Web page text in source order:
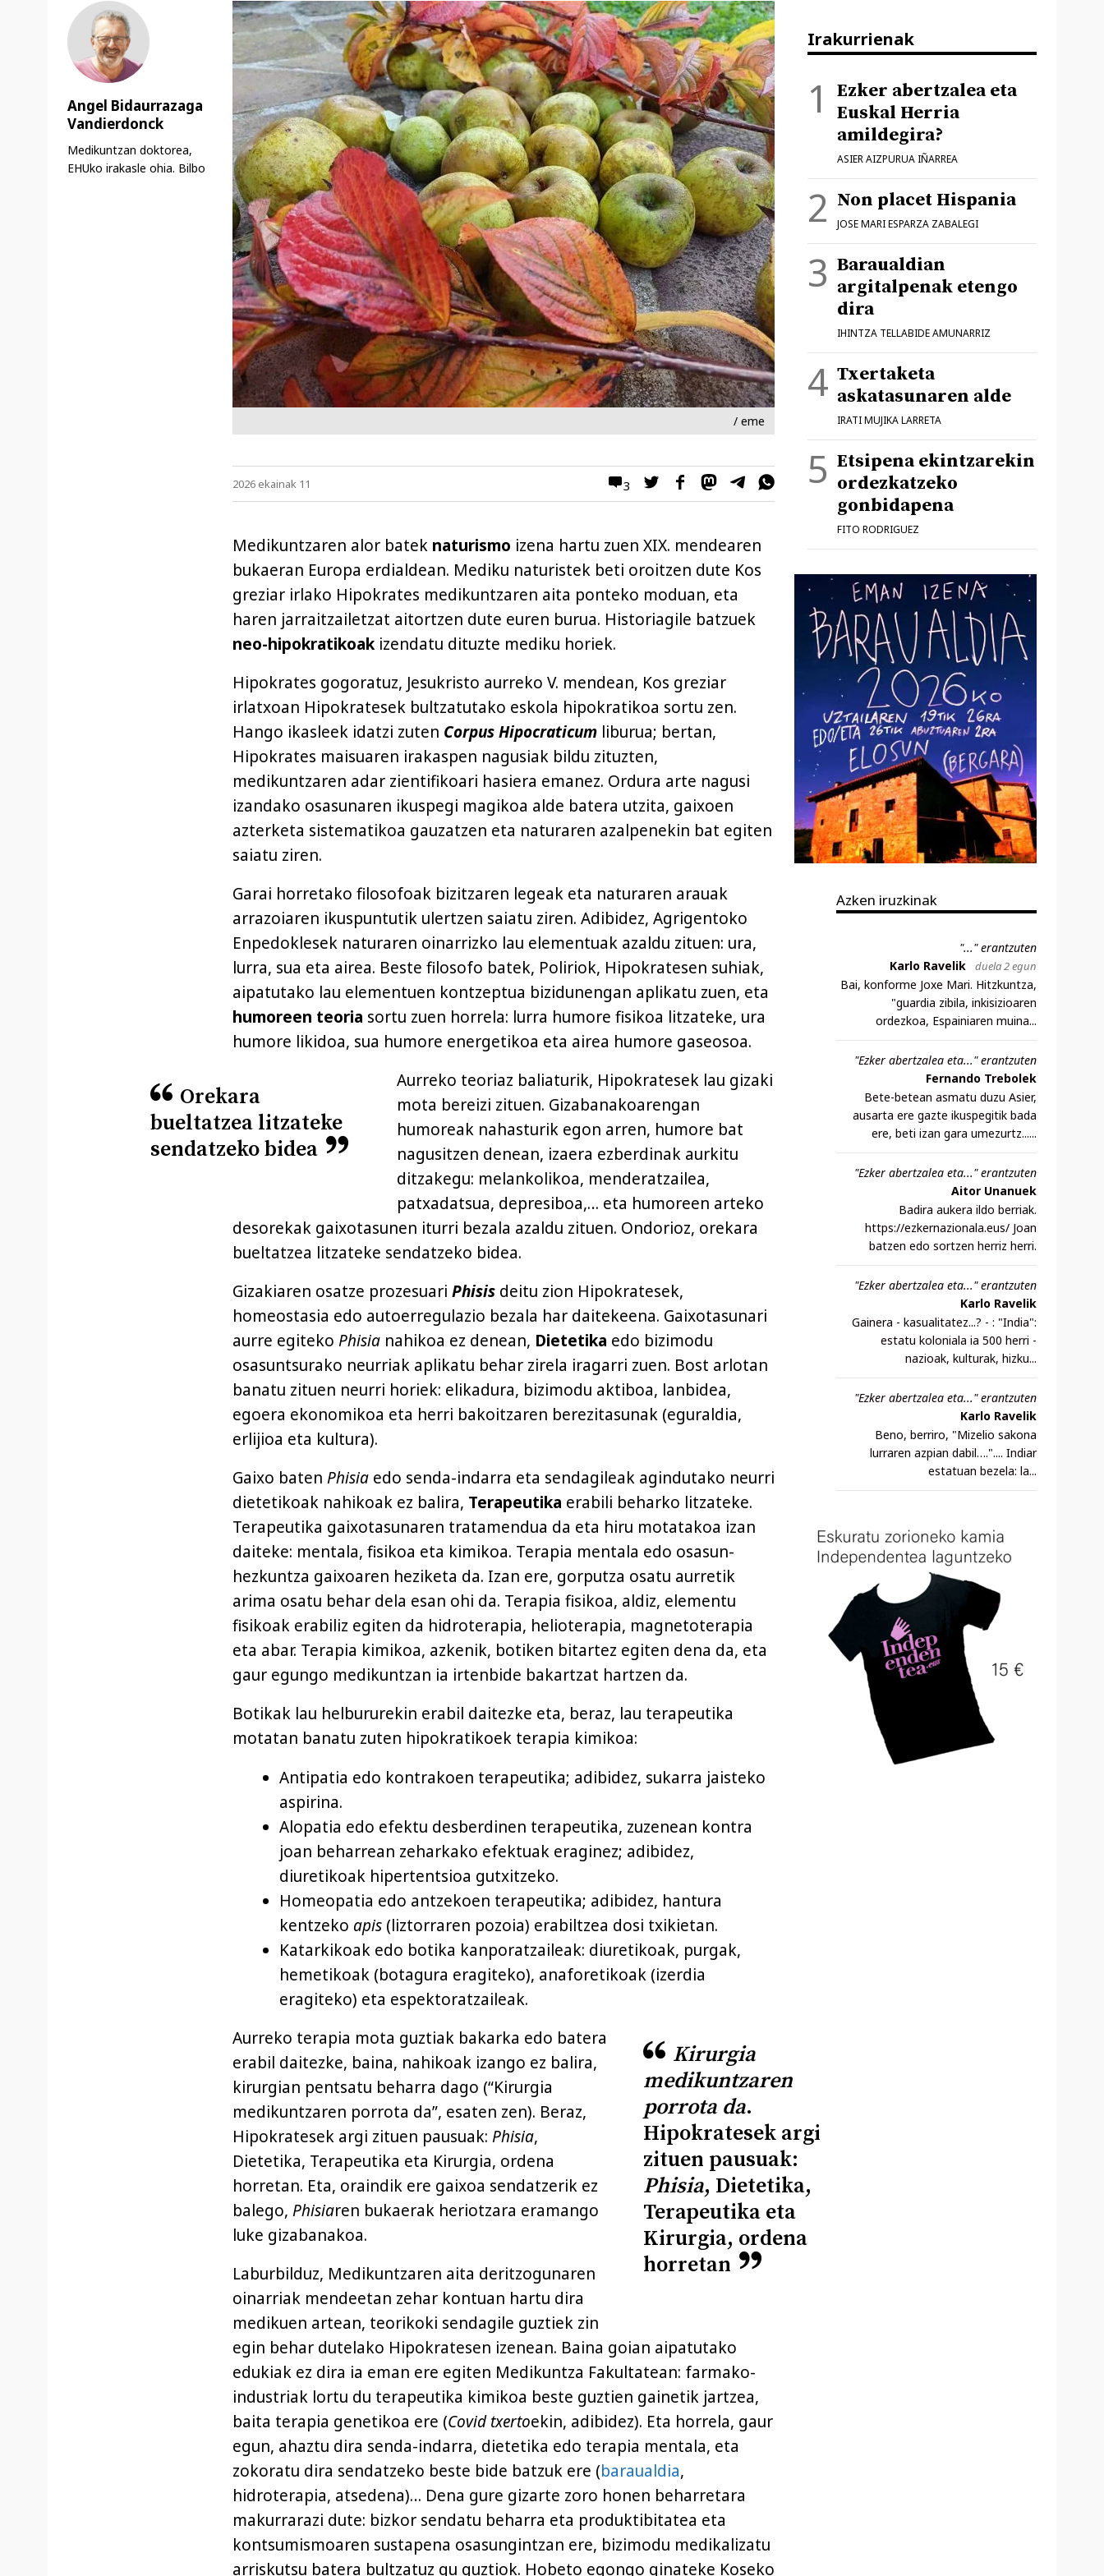
/ eme
3
2026 ekainak 11
Medikuntzaren alor batek naturismo izena hartu zuen XIX. mendearen
bukaeran Europa erdialdean. Mediku naturistek beti oroitzen dute Kos
greziar irlako Hipokrates medikuntzaren aita ponteko moduan, eta
haren jarraitzailetzat aitortzen dute euren burua. Historiagile batzuek
neo-hipokratikoakizendatu dituzte mediku horiek.
Hipokrates gogoratuz, Jesukristo aurreko V. mendean, Kos greziar
irlatxoan Hipokratesek bultzatutako eskola hipokratikoa sortu zen.
Hango ikasleek idatzi zuten Corpus Hipocraticum liburua; bertan,
Hipokrates maisuaren irakaspen nagusiak bildu zituzten,
medikuntzaren adar zientifikoari hasiera emanez. Ordura arte nagusi
izandako osasunaren ikuspegi magikoa alde batera utzita, gaixoen
azterketa sistematikoa gauzatzen eta naturaren azalpenekin bat egiten
saiatu ziren.
Garai horretako filosofoak bizitzaren legeak eta naturaren arauak
arrazoiaren ikuspuntutik ulertzen saiatu ziren. Adibidez, Agrigentoko
Enpedoklesek naturaren oinarrizko lau elementuak azaldu zituen: ura,
lurra, sua eta airea. Beste filosofo batek, Poliriok, Hipokratesen suhiak,
aipatutako lau elementuen kontzeptua bizidunengan aplikatu zuen, eta
humoreen teoria sortu zuen horrela: lurra humore fisikoa litzateke, ura
humore likidoa, sua humore energetikoa eta airea humore gaseosoa.
Orekara
bueltatzea litzateke
sendatzeko bidea
Aurreko teoriaz baliaturik, Hipokratesek lau gizaki
mota bereizi zituen. Gizabanakoarengan
humoreak nahasturik egon arren, humore bat
nagusitzen denean, izaera ezberdinak aurkitu
ditzakegu: melankolikoa, menderatzailea,
patxadatsua, depresiboa,… eta humoreen arteko
desorekak gaixotasunen iturri bezala azaldu zituen. Ondorioz, orekara
bueltatzea litzateke sendatzeko bidea.
Gizakiaren osatze prozesuari Phisis deitu zion Hipokratesek,
homeostasia edo autoerregulazio bezala har daitekeena. Gaixotasunari
aurre egiteko Phisia nahikoa ez denean, Dietetika edo bizimodu
osasuntsurako neurriak aplikatu behar zirela iragarri zuen. Bost arlotan
banatu zituen neurri horiek: elikadura, bizimodu aktiboa, lanbidea,
egoera ekonomikoa eta herri bakoitzaren berezitasunak (eguraldia,
erlijioa eta kultura).
Gaixo baten Phisia edo senda-indarra eta sendagileak agindutako neurri
dietetikoak nahikoak ez balira, Terapeutika erabili beharko litzateke.
Terapeutika gaixotasunaren tratamendua da eta hiru motatakoa izan
daiteke: mentala, fisikoa eta kimikoa. Terapia mentala edo osasun-
hezkuntza gaixoaren heziketa da. Izan ere, gorputza osatu aurretik
arima osatu behar dela esan ohi da. Terapia fisikoa, aldiz, elementu
fisikoak erabiliz egiten da hidroterapia, helioterapia, magnetoterapia
eta abar. Terapia kimikoa, azkenik, botiken bitartez egiten dena da, eta
gaur egungo medikuntzan ia irtenbide bakartzat hartzen da.
Botikak lau helbururekin erabil daitezke eta, beraz, lau terapeutika
motatan banatu zuten hipokratikoek terapia kimikoa:
Antipatia edo kontrakoen terapeutika; adibidez, sukarra jaisteko
aspirina.
Alopatia edo efektu desberdinen terapeutika, zuzenean kontra
joan beharrean zeharkako efektuak eraginez; adibidez,
diuretikoak hipertentsioa gutxitzeko.
Homeopatia edo antzekoen terapeutika; adibidez, hantura
kentzeko apis (liztorraren pozoia) erabiltzea dosi txikietan.
Katarkikoak edo botika kanporatzaileak: diuretikoak, purgak,
hemetikoak (botagura eragiteko), anaforetikoak (izerdia
eragiteko) eta espektoratzaileak.
Kirurgia
medikuntzaren
porrota da.
Hipokratesek argi
zituen pausuak:
Phisia, Dietetika,
Terapeutika eta
Kirurgia, ordena
horretan
Aurreko terapia mota guztiak bakarka edo batera
erabil daitezke, baina, nahikoak izango ez balira,
kirurgian pentsatu beharra dago (“Kirurgia
medikuntzaren porrota da”, esaten zen). Beraz,
Hipokratesek argi zituen pausuak: Phisia,
Dietetika, Terapeutika eta Kirurgia, ordena
horretan. Eta, oraindik ere gaixoa sendatzerik ez
balego, Phisiaren bukaerak heriotzara eramango
luke gizabanakoa.
Laburbilduz, Medikuntzaren aita deritzogunaren
oinarriak mendeetan zehar kontuan hartu dira
medikuen artean, teorikoki sendagile guztiek zin
egin behar dutelako Hipokratesen izenean. Baina goian aipatutako
edukiak ez dira ia eman ere egiten Medikuntza Fakultatean: farmako-
industriak lortu du terapeutika kimikoa beste guztien gainetik jartzea,
baita terapia genetikoa ere (Covid txertoekin, adibidez). Eta horrela, gaur
egun, ahaztu dira senda-indarra, dietetika edo terapia mentala, eta
zokoratu dira sendatzeko beste bide batzuk ere (baraualdia,
hidroterapia, atsedena)… Dena gure gizarte zoro honen beharretara
makurrarazi dute: bizkor sendatu beharra eta produktibitatea eta
kontsumismoaren sustapena osasungintzan ere, bizimodu medikalizatu
arriskutsu batera bultzatuz gu guztiok. Hobeto egongo ginateke Koseko
Angel Bidaurrazaga
Vandierdonck
Medikuntzan doktorea,
EHUko irakasle ohia. Bilbo
Irakurrienak
Ezker abertzalea eta
Euskal Herria
amildegira?
ASIER AIZPURUA IÑARREA
Non placet Hispania
JOSE MARI ESPARZA ZABALEGI
Baraualdian
argitalpenak etengo
dira
IHINTZA TELLABIDE AMUNARRIZ
Txertaketa
askatasunaren alde
IRATI MUJIKA LARRETA
Etsipena ekintzarekin
ordezkatzeko
gonbidapena
FITO RODRIGUEZ
Azken iruzkinak
"..." erantzuten
Karlo Ravelik
duela 2 egun
Bai, konforme Joxe Mari. Hitzkuntza,
"guardia zibila, inkisizioaren
ordezkoa, Espainiaren muina...
"Ezker abertzalea eta..." erantzuten
Fernando Trebolek
Bete-betean asmatu duzu Asier,
ausarta ere gazte ikuspegitik bada
ere, beti izan gara umezurtz......
"Ezker abertzalea eta..." erantzuten
Aitor Unanuek
Badira aukera ildo berriak.
https://ezkernazionala.eus/ Joan
batzen edo sortzen herriz herri.
"Ezker abertzalea eta..." erantzuten
Karlo Ravelik
Gainera - kasualitatez...? - : "India":
estatu koloniala ia 500 herri -
nazioak, kulturak, hizku...
"Ezker abertzalea eta..." erantzuten
Karlo Ravelik
Beno, berriro, "Mizelio sakona
lurraren azpian dabil….".... Indiar
estatuan bezela: la...